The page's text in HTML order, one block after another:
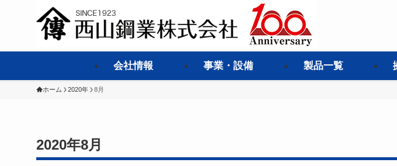
会社情報 事業・設備 製品一覧
ホーム 2020年 8月
2020年8月